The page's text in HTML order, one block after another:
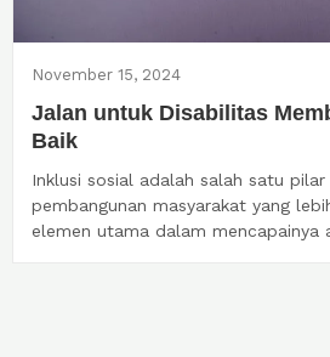
November 15, 2024
Jalan untuk Disabilitas
Baik
Inklusi sosial adalah salah satu
pembangunan masyarakat yang
elemen utama dalam mencapainya